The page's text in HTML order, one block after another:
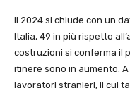
Il 2024 si chiude con un
Italia, 49 in più rispetto
costruzioni si conferma il
itinere sono in aumento.
lavoratori stranieri, il cui